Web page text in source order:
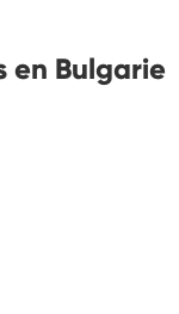
en Bulgarie